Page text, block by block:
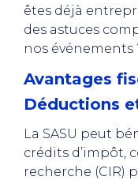
êtes déjà
des astuces
nos événements
Avantages
Déductions
La SASU peut
crédits d’impôt,
recherche (CIR)